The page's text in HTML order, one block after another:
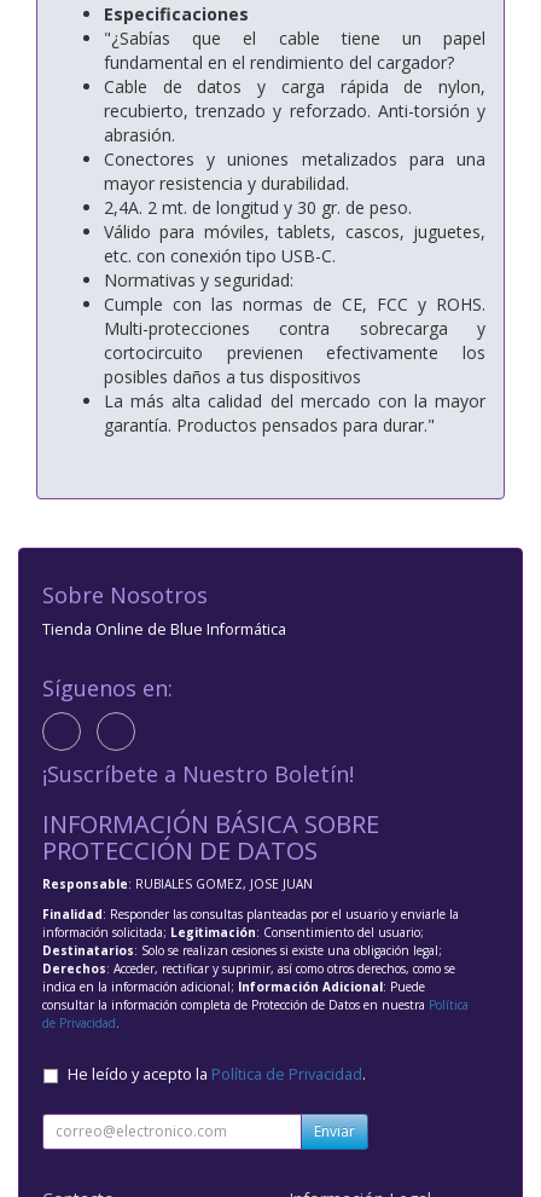
Especificaciones
"¿Sabías que el cable tiene un papel
fundamental en el rendimiento del cargador?
Cable de datos y carga rápida de nylon,
recubierto, trenzado y reforzado. Anti-torsión y
abrasión.
Conectores y uniones metalizados para una
mayor resistencia y durabilidad.
2,4A. 2 mt. de longitud y 30 gr. de peso.
Válido para móviles, tablets, cascos, juguetes,
etc. con conexión tipo USB-C.
Normativas y seguridad:
Cumple con las normas de CE, FCC y ROHS.
Multi-protecciones contra sobrecarga y
cortocircuito previenen efectivamente los
posibles daños a tus dispositivos
La más alta calidad del mercado con la mayor
garantía. Productos pensados para durar."
Sobre Nosotros
Tienda Online de Blue Informática
Síguenos en:
¡Suscríbete a Nuestro Boletín!
INFORMACIÓN BÁSICA SOBRE
PROTECCIÓN DE DATOS
Responsable: RUBIALES GOMEZ, JOSE JUAN
Finalidad: Responder las consultas planteadas por el usuario y enviarle la
información solicitada; Legitimación: Consentimiento del usuario;
Destinatarios: Solo se realizan cesiones si existe una obligación legal;
Derechos: Acceder, rectificar y suprimir, así como otros derechos, como se
indica en la información adicional; Información Adicional: Puede
consultar la información completa de Protección de Datos en nuestra Política
de Privacidad
He leído y acepto la Política de Privacidad.
Enviar